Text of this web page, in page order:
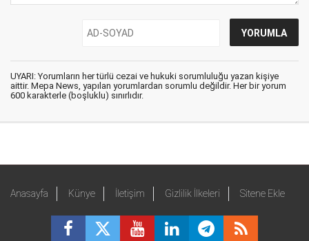
UYARI: Yorumların her türlü cezai ve hukuki sorumluluğu yazan kişiye
aittir. Mepa News, yapılan yorumlardan sorumlu değildir. Her bir yorum
600 karakterle (boşluklu) sınırlıdır.
Anasayfa Künye İletişim Gizlilik İlkeleri Sitene Ekle